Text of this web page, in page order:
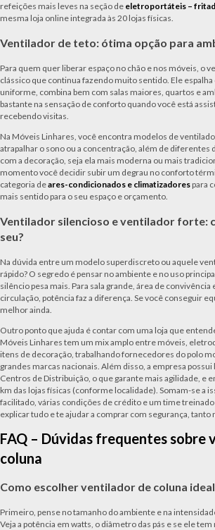
refeições mais leves na seção de eletroportáteis –
mesma loja online integrada às 20 lojas físicas.
Ventilador de teto: ótima opção para
Para quem quer liberar espaço no chão e nos móveis, o
clássico que continua fazendo muito sentido. Ele espalha
uniforme, combina bem com salas maiores, quartos e
bastante na sensação de conforto quando você está
recebendo visitas.
Na Móveis Linhares, você encontra modelos de
atrapalhar o sono ou a concentração, além de diferentes
com a decoração, seja ela mais moderna ou mais
momento você decidir subir um degrau no conforto
categoria deares-condicionados e climatizadorespara
mais sentido para o seu espaço e orçamento.
Ventilador silencioso e ventilador forte:
seu?
Na dúvida entre um modelo superdiscreto ou aquele
rápido? O segredo é pensar no ambiente e no uso
silêncio pesa mais. Para sala grande, área de convivência
circulação, potência faz a diferença. Se você conseguir
melhor ainda.
Outro ponto que ajuda é contar com uma loja que
Móveis Linhares tem um mix amplo entre móveis,
itens de decoração, trabalhando fornecedores do polo
grandes marcas nacionais. Além disso, a empresa
Centros de Distribuição, o que garante mais agilidade, e
km das lojas físicas (conforme localidade). Somam-se a
facilitado, várias condições de crédito e um time
explicar tudo e te ajudar a comprar com segurança, tanto
FAQ – Dúvidas frequentes sobre
coluna
Como escolher ventilador de coluna
Primeiro, pense no tamanho do ambiente e na
Veja a potência em watts, o diâmetro das pás e se ele